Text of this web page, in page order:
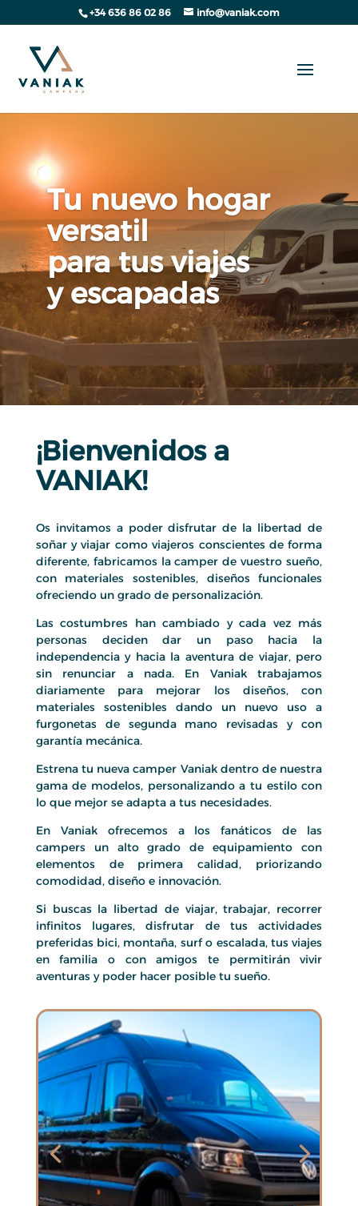
+34 636 86 02 86 info@vaniak.com
Tu nuevo hogar
versatil
para tus viajes
y escapadas
¡Bienvenidos a
VANIAK!
Os invitamos a poder disfrutar de la libertad de
soñar y viajar como viajeros conscientes de forma
diferente, fabricamos la camper de vuestro sueño,
con materiales sostenibles, diseños funcionales
ofreciendo un grado de personalización.
Las costumbres han cambiado y cada vez más
personas deciden dar un paso hacia la
independencia y hacia la aventura de viajar, pero
sin renunciar a nada. En Vaniak trabajamos
diariamente para mejorar los diseños, con
materiales sostenibles dando un nuevo uso a
furgonetas de segunda mano revisadas y con
garantía mecánica.
Estrena tu nueva camper Vaniak dentro de nuestra
gama de modelos, personalizando a tu estilo con
lo que mejor se adapta a tus necesidades.
En Vaniak ofrecemos a los fanáticos de las
campers un alto grado de equipamiento con
elementos de primera calidad, priorizando
comodidad, diseño e innovación.
Si buscas la libertad de viajar, trabajar, recorrer
infinitos lugares, disfrutar de tus actividades
preferidas bici, montaña, surf o escalada, tus viajes
en familia o con amigos te permitirán vivir
aventuras y poder hacer posible tu sueño.